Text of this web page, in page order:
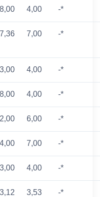
4,00 -*
7,00 -*
4,00 -*
4,00 -*
6,00 -*
7,00 -*
4,00 -*
3,53 -*